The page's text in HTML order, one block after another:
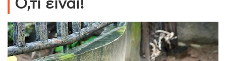
Ό,τι είναι!